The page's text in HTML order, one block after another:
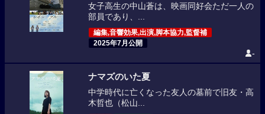
女子高生の中山蒼は、映画同好会ただ一人の
部員であり、...
編集,音響効果,出演,脚本協力,監督補
2025年7月公開
-
ナマズのいた夏
中学時代に亡くなった友人の墓前で旧友・高
木哲也（松山...